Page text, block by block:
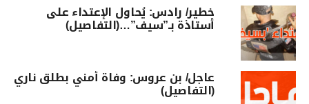
خطير/ رادس: يُحاول الإعتداء على
أستاذة بـ”سيف”…(التفاصيل)
عاجل/ بن عروس: وفاة أمني بطلق ناري
(التفاصيل)